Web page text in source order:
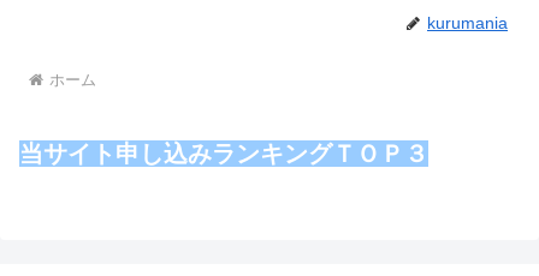
kurumania
ホーム
当サイト申し込みランキングＴＯＰ３